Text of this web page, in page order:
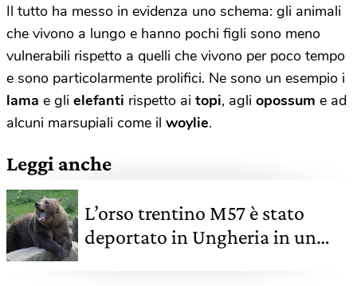
Il tutto ha messo in evidenza uno schema: gli animali
che vivono a lungo e hanno pochi figli sono meno
vulnerabili rispetto a quelli che vivono per poco tempo
e sono particolarmente prolifici. Ne sono un esempio i
lama e gli elefanti rispetto ai topi, agli opossum e ad
alcuni marsupiali come il woylie.
Leggi anche
L’orso trentino M57 è stato
deportato in Ungheria in un